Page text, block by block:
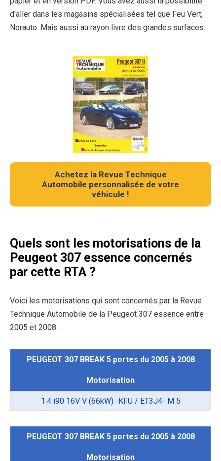
d'aller dans les magasins spécialisées tel que Feu Vert,
Norauto. Mais aussi au rayon livre des grandes surfaces.
Achetez la Revue Technique
Automobile personnalisée de votre
véhicule !
Quels sont les motorisations de la
Peugeot 307 essence concernés
par cette RTA ?
Voici les motorisations qui sont concernés par la Revue
Technique Automobile de la Peugeot 307 essence entre
2005 et 2008 :
PEUGEOT 307 BREAK 5 portes du 2005 à 2008
Motorisation
1.4 i90 16V V (66kW) -KFU / ET3J4- M 5
PEUGEOT 307 BREAK 5 portes du 2005 à 2008
Motorisation